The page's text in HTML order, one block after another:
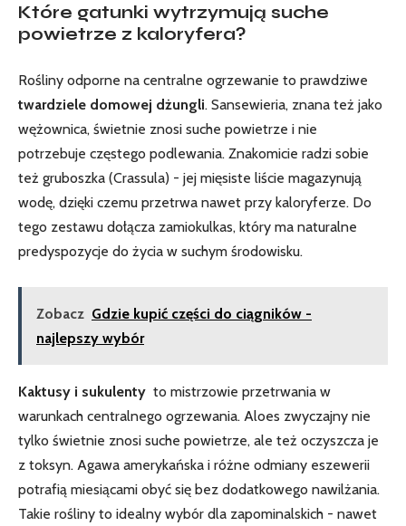
Które gatunki wytrzymują suche
powietrze z kaloryfera?
Rośliny odporne na centralne ‌ogrzewanie to prawdziwe
twardziele domowej dżungli. ⁣Sansewieria, ⁢znana też jako
wężownica, świetnie znosi suche powietrze i nie
potrzebuje ⁢częstego podlewania. Znakomicie radzi sobie
też ⁢gruboszka (Crassula) ⁢- jej mięsiste liście magazynują
wodę, dzięki czemu‍ przetrwa nawet przy kaloryferze. Do
tego zestawu dołącza zamiokulkas, który ma naturalne
predyspozycje do życia ⁢w​ suchym środowisku.
Zobacz Gdzie kupić części do ciągników -
najlepszy wybór
Kaktusy i sukulenty ‌ to mistrzowie przetrwania w
‌warunkach centralnego ogrzewania. Aloes zwyczajny nie
tylko świetnie znosi suche powietrze, ale⁤ też oczyszcza je
z toksyn. Agawa amerykańska i różne odmiany eszewerii
potrafią miesiącami obyć się bez dodatkowego nawilżania.
Takie⁤ rośliny​ to idealny wybór dla zapominalskich -‌ nawet